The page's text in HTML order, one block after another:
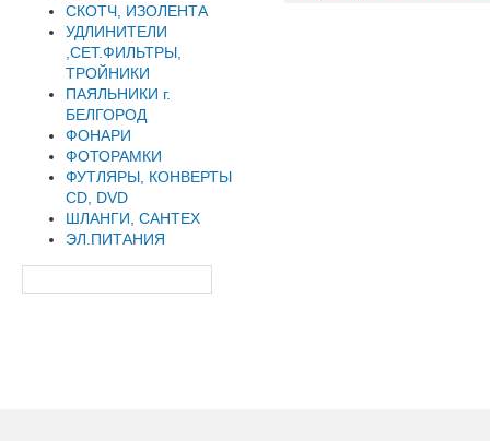
СКОТЧ, ИЗОЛЕНТА
УДЛИНИТЕЛИ
,СЕТ.ФИЛЬТРЫ,
ТРОЙНИКИ
ПАЯЛЬНИКИ г.
БЕЛГОРОД
ФОНАРИ
ФОТОРАМКИ
ФУТЛЯРЫ, КОНВЕРТЫ
CD, DVD
ШЛАНГИ, САНТЕХ
ЭЛ.ПИТАНИЯ